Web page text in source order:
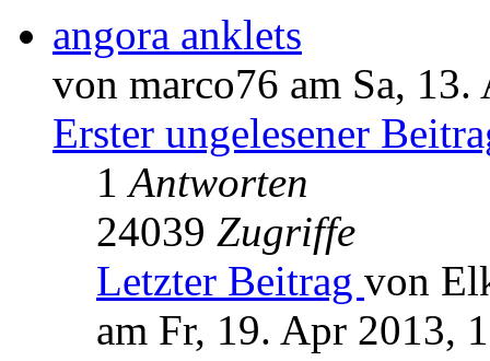
angora anklets
von marco76 am Sa,
Erster ungelesener
1Antworten
24039 Zugriffe
Letzter Beitrag von
am Fr, 19. Apr 2013,